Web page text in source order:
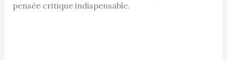
pensée critique indispensable.